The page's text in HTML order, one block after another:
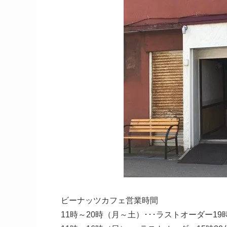
ビーナッツカフェ営業時間
11時～20時（月～土）･･･ラストオーダー19